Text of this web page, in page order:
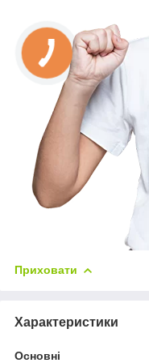
Приховати
Характеристики
Основні